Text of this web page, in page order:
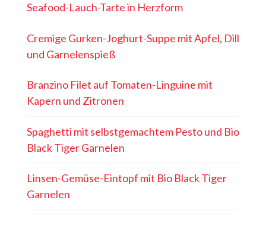
Seafood-Lauch-Tarte in Herzform
Cremige Gurken-Joghurt-Suppe mit Apfel, Dill
und Garnelenspieß
Branzino Filet auf Tomaten-Linguine mit
Kapern und Zitronen
Spaghetti mit selbstgemachtem Pesto und Bio
Black Tiger Garnelen
Linsen-Gemüse-Eintopf mit Bio Black Tiger
Garnelen